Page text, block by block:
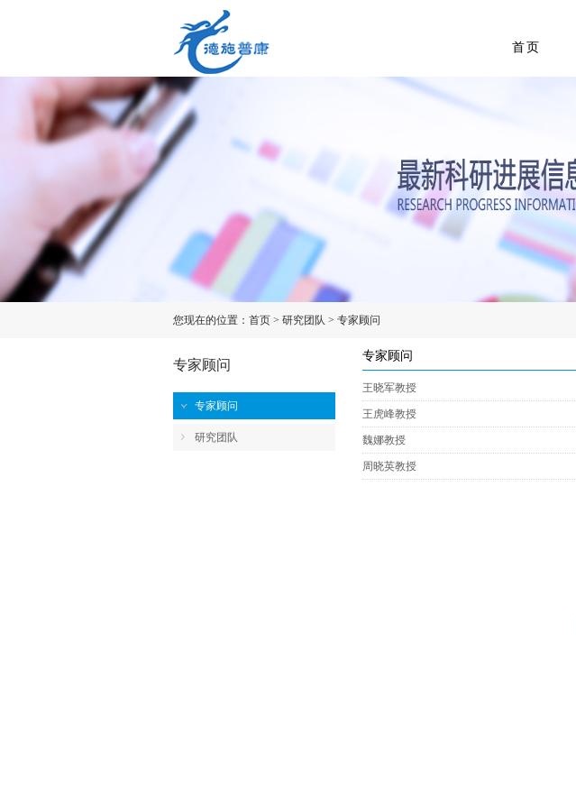
首页
您现在的位置： 首页 > 研究团队 > 专家顾问
专家顾问
专家顾问
研究团队
专家顾问
王晓军教授
王虎峰教授
魏娜教授
周晓英教授